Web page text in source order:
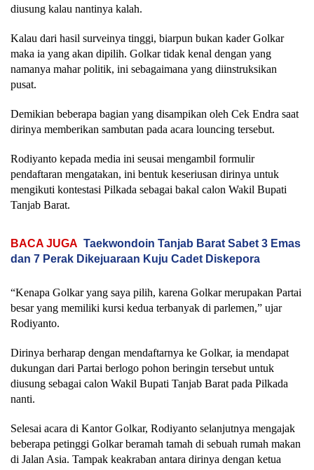
diusung kalau nantinya kalah.
Kalau dari hasil surveinya tinggi, biarpun bukan kader Golkar
maka ia yang akan dipilih. Golkar tidak kenal dengan yang
namanya mahar politik, ini sebagaimana yang diinstruksikan
pusat.
Demikian beberapa bagian yang disampikan oleh Cek Endra saat
dirinya memberikan sambutan pada acara louncing tersebut.
Rodiyanto kepada media ini seusai mengambil formulir
pendaftaran mengatakan, ini bentuk keseriusan dirinya untuk
mengikuti kontestasi Pilkada sebagai bakal calon Wakil Bupati
Tanjab Barat.
BACA JUGA Taekwondoin Tanjab Barat Sabet 3 Emas
dan 7 Perak Dikejuaraan Kuju Cadet Diskepora
“Kenapa Golkar yang saya pilih, karena Golkar merupakan Partai
besar yang memiliki kursi kedua terbanyak di parlemen,” ujar
Rodiyanto.
Dirinya berharap dengan mendaftarnya ke Golkar, ia mendapat
dukungan dari Partai berlogo pohon beringin tersebut untuk
diusung sebagai calon Wakil Bupati Tanjab Barat pada Pilkada
nanti.
Selesai acara di Kantor Golkar, Rodiyanto selanjutnya mengajak
beberapa petinggi Golkar beramah tamah di sebuah rumah makan
di Jalan Asia. Tampak keakraban antara dirinya dengan ketua